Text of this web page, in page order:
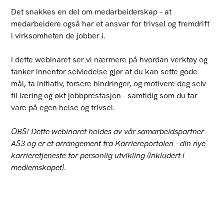
Det snakkes en del om medarbeiderskap – at
medarbeidere også har et ansvar for trivsel og fremdrift
i virksomheten de jobber i.
I dette webinaret ser vi nærmere på hvordan verktøy og
tanker innenfor selvledelse gjør at du kan sette gode
mål, ta initiativ, forsere hindringer, og motivere deg selv
til læring og økt jobbprestasjon - samtidig som du tar
vare på egen helse og trivsel.
OBS! Dette webinaret holdes av vår samarbeidspartner
AS3 og er et arrangement fra Karriereportalen - din nye
karrieretjeneste for personlig utvikling (inkludert i
medlemskapet).